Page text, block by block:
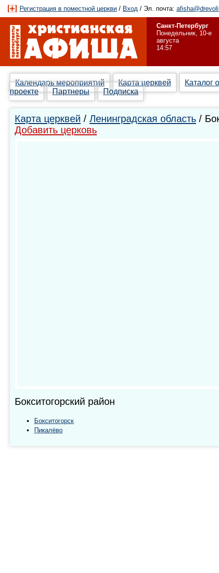
Регистрация в поместной церкви / Вход / Эл. почта:
Санкт-Петербург
Понедельник, 10-е
августа
14:57
Календарь мероприятий Карта церквей
Каталог
проекте
Партнеры Подписка
Карта церквей / Ленинградская область /
Добавить церковь
Бокситогорский район
Бокситогорск
Пикалёво